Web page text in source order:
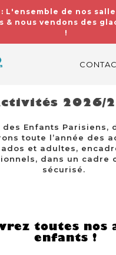
: L'ensemble de nos
& nous vendons des
!
2026/
des Enfants Parisiens,
toute l’année des
et adultes,
dans un cadre
sécurisé.
toutes nos
enfants !